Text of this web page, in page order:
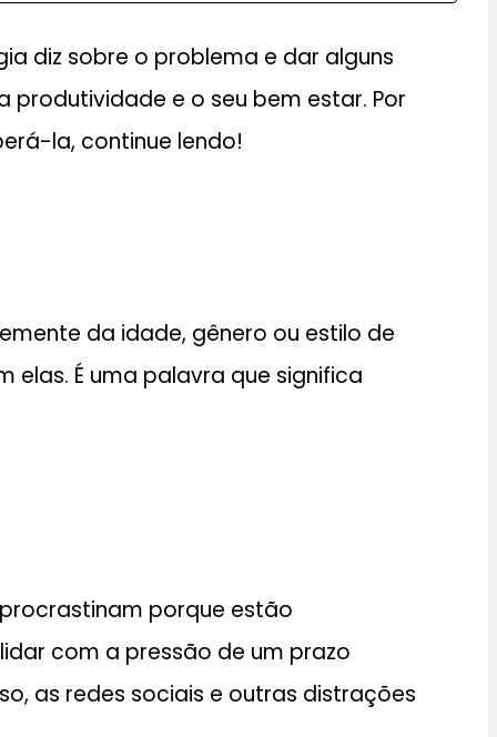
diz sobre o problema e dar alguns
e o seu bem estar. Por
la, continue lendo!
da idade, gênero ou estilo de
É uma palavra que significa
porque estão
com a pressão de um prazo
as redes sociais e outras distrações